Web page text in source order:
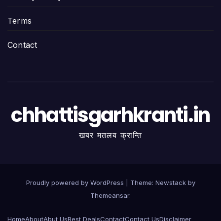
Terms
Contact
chhattisgarhkranti.in
खबर मतलब क्रान्ति
Proudly powered by WordPress Theme: Newstackby
Themeansar.
HomeAboutAbut UsBest DealsContactContact UsDisclaimer